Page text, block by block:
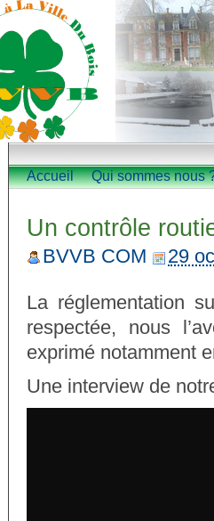
Accueil Qui sommes nous
Un contrôle
BVVB COM 29
La réglementation
respectée, nous
exprimé notamment
Une interview de